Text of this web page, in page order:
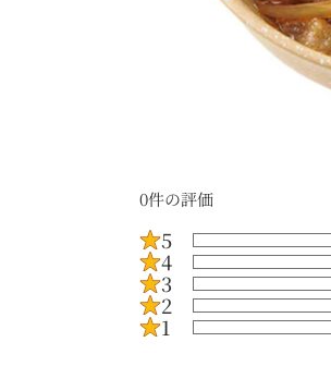
0件の評価
5
4
3
2
1